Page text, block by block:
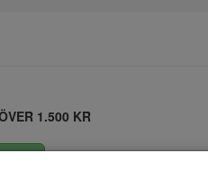
1.500 KR